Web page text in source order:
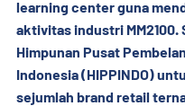
learning center guna
aktivitas industri MM2100.
Himpunan Pusat
Indonesia (HIPPINDO)
sejumlah brand retail